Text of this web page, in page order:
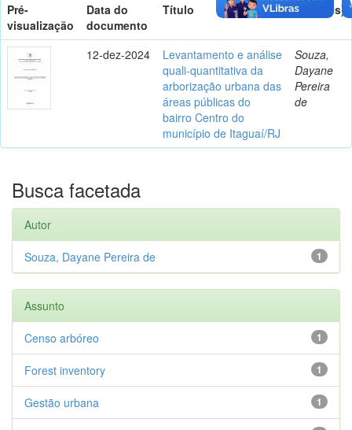
Pré-
visualização
Data do
documento
Título Autor(es)
12-dez-2024
Levantamento e análise
quali-quantitativa da
arborização urbana das
áreas públicas do
bairro Centro do
município de Itaguaí/RJ
Souza,
Dayane
Pereira
de
Busca facetada
Autor
1
Souza, Dayane Pereira de
Assunto
1
Censo arbóreo
1
Forest inventory
1
Gestão urbana